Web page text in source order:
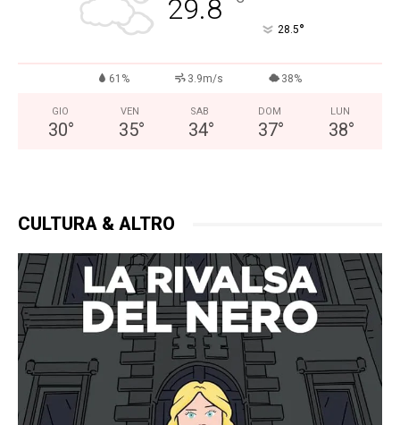
29.8
28.5°
61% 3.9m/s 38%
GIO
30°
VEN
35°
SAB
34°
DOM
37°
LUN
38°
CULTURA & ALTRO